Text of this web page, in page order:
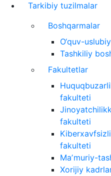
Tarkibiy tuzilmalar
Boshqarmalar
O‘quv-
Tashkiliy
Fakultetlar
fakulteti
fakulteti
fakulteti
Maʼmuriy-
Xorijiy